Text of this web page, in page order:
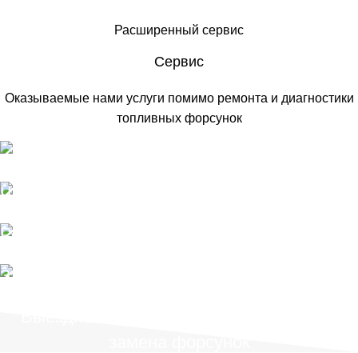
Расширенный сервис
Сервис
Оказываемые нами услуги помимо ремонта и диагностики
топливных форсунок
Чистка форсунок
Регулировка форсунок
Замена форсунок